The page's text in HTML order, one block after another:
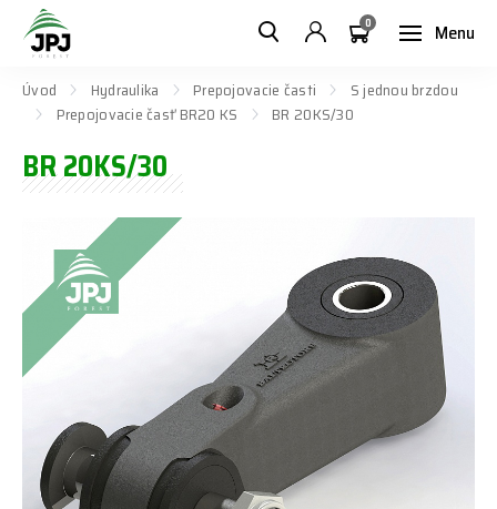
Menu
0
Úvod Hydraulika Prepojovacie časti
S jednou brzdou
Prepojovacie časť BR20 KS
BR 20KS/30
BR 20KS/30